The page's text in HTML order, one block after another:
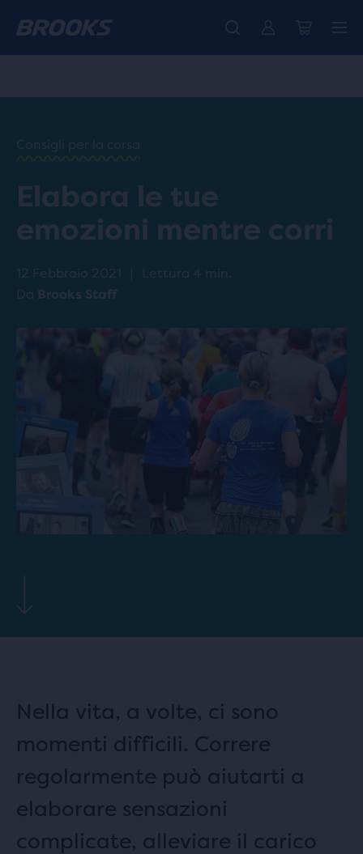
La nuovissima Ghost Amp è arrivata - Acquista Donna Uomo
Ti presentiamo la nuova collezione Cascadia - Acquista ora
Spedizione gratuita per tutti gli ordini superiori a CHF 100
RUN
HAPPY /
INSPIRING
STORIES
RUNNER
STORIES:
BENEFITS
OF
Consigli per la corsa
Elabora le tue
emozioni mentre corri
12 Febbraio 2021 |
Lettura 4 min.
Da Brooks Staff
Nella vita, a volte, ci sono
momenti difficili. Correre
regolarmente può aiutarti a
elaborare sensazioni
complicate, alleviare il carico